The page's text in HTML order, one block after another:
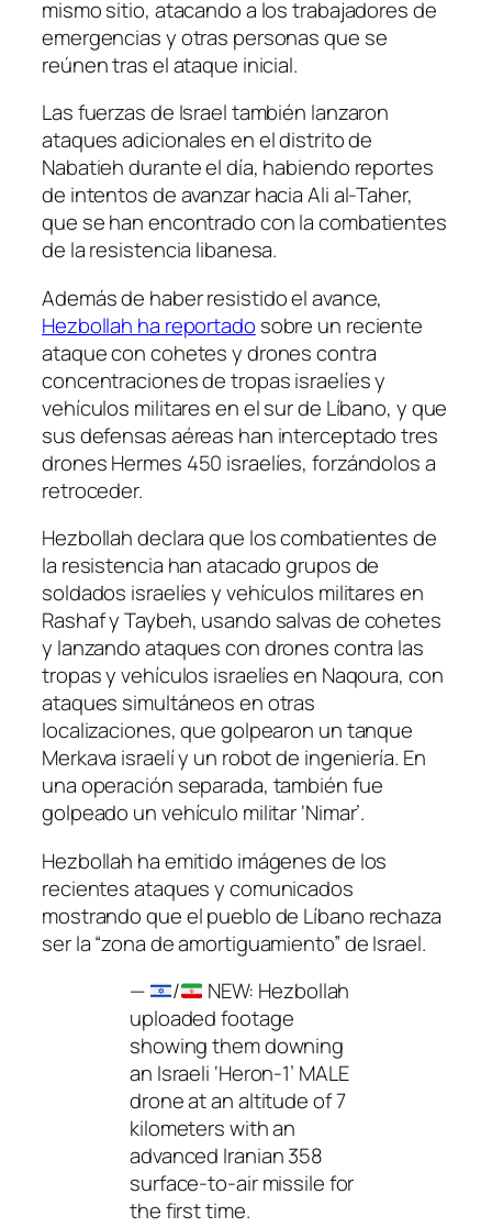
mismo sitio, atacando a los trabajadores de
emergencias y otras personas que se
reúnen tras el ataque inicial.
Las fuerzas de Israel también lanzaron
ataques adicionales en el distrito de
Nabatieh durante el día, habiendo reportes
de intentos de avanzar hacia Ali al-Taher,
que se han encontrado con la combatientes
de la resistencia libanesa.
Además de haber resistido el avance,
Hezbollah ha reportado sobre un reciente
ataque con cohetes y drones contra
concentraciones de tropas israelíes y
vehículos militares en el sur de Líbano, y que
sus defensas aéreas han interceptado tres
drones Hermes 450 israelíes, forzándolos a
retroceder.
Hezbollah declara que los combatientes de
la resistencia han atacado grupos de
soldados israelíes y vehículos militares en
Rashaf y Taybeh, usando salvas de cohetes
y lanzando ataques con drones contra las
tropas y vehículos israelíes en Naqoura, con
ataques simultáneos en otras
localizaciones, que golpearon un tanque
Merkava israelí y un robot de ingeniería. En
una operación separada, también fue
golpeado un vehículo militar ‘Nimar’.
Hezbollah ha emitido imágenes de los
recientes ataques y comunicados
mostrando que el pueblo de Líbano rechaza
ser la “zona de amortiguamiento” de Israel.
—
/
NEW: Hezbollah
uploaded footage
showing them downing
an Israeli ‘Heron-1’ MALE
drone at an altitude of 7
kilometers with an
advanced Iranian 358
surface-to-air missile for
the first time.